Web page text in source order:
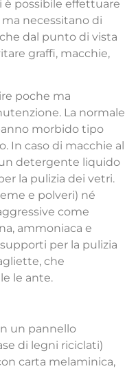
un pannello
di legni riciclati)
carta melaminica,
è possibile effettuare
necessitano di
dal punto di vista
graffi, macchie,
poche ma
La normale
morbido tipo
In caso di macchie al
detergente liquido
la pulizia dei vetri.
e polveri) né
come
ammoniaca e
per la pulizia
che
le ante.